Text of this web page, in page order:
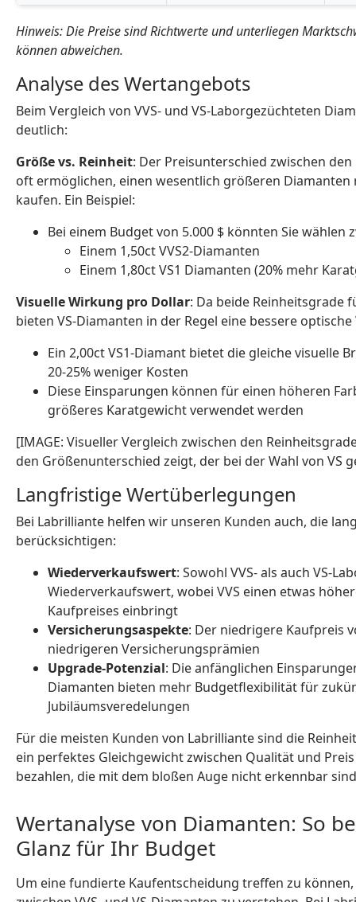
Hinweis: Die Preise sind Richtwerte und unterliegen
können abweichen.
Analyse des Wertangebots
Beim Vergleich von VVS- und VS-Laborgezüchteten
deutlich:
Größe vs. Reinheit: Der Preisunterschied zwischen
oft ermöglichen, einen wesentlich größeren
kaufen. Ein Beispiel:
Bei einem Budget von 5.000 $ könnten Sie wählen
Einem 1,50ct VVS2-Diamanten
Einem 1,80ct VS1 Diamanten (20% mehr
Visuelle Wirkung pro Dollar: Da beide Reinheitsgrade
bieten VS-Diamanten in der Regel eine bessere
Ein 2,00ct VS1-Diamant bietet die gleiche visuelle
20-25% weniger Kosten
Diese Einsparungen können für einen höheren
größeres Karatgewicht verwendet werden
[IMAGE: Visueller Vergleich zwischen den
den Größenunterschied zeigt, der bei der Wahl von VS
Langfristige Wertüberlegungen
Bei Labrilliante helfen wir unseren Kunden auch, die
berücksichtigen:
Wiederverkaufswert: Sowohl VVS- als auch VS-
Wiederverkaufswert, wobei VVS einen etwas
Kaufpreises einbringt
Versicherungsaspekte: Der niedrigere Kaufpreis
niedrigeren Versicherungsprämien
Upgrade-Potenzial: Die anfänglichen
Diamanten bieten mehr Budgetflexibilität für
Jubiläumsveredelungen
Für die meisten Kunden von Labrilliante sind die
ein perfektes Gleichgewicht zwischen Qualität und
bezahlen, die mit dem bloßen Auge nicht erkennbar
Wertanalyse von Diamanten: So
Glanz für Ihr Budget
Um eine fundierte Kaufentscheidung treffen zu